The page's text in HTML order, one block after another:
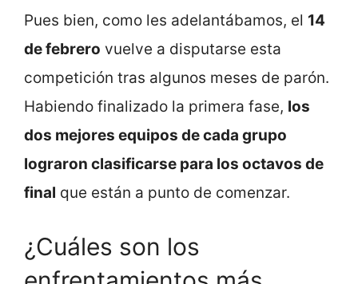
Pues bien, como les adelantábamos, el 14
de febrero vuelve a disputarse esta
competición tras algunos meses de parón.
Habiendo finalizado la primera fase, los
dos mejores equipos de cada grupo
lograron clasificarse para los octavos de
final que están a punto de comenzar.
¿Cuáles son los